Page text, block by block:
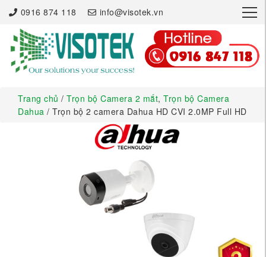
0916 874 118 info@visotek.vn ×
Trang chủ / Trọn bộ Camera 2 mắt, Trọn bộ Camera
Dahua / Trọn bộ 2 camera Dahua HD CVI 2.0MP Full HD